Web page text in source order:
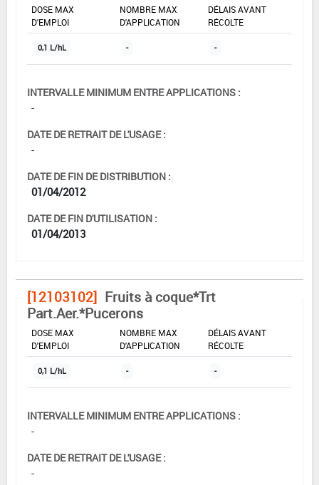
DOSE MAX
D'EMPLOI
NOMBRE MAX
D'APPLICATION
DÉLAIS AVANT
RÉCOLTE
0,1 L/hL - -
INTERVALLE MINIMUM ENTRE APPLICATIONS :
-
DATE DE RETRAIT DE L'USAGE :
-
DATE DE FIN DE DISTRIBUTION :
01/04/2012
DATE DE FIN D'UTILISATION :
01/04/2013
[12103102] Fruits à coque*Trt
Part.Aer.*Pucerons
DOSE MAX
D'EMPLOI
NOMBRE MAX
D'APPLICATION
DÉLAIS AVANT
RÉCOLTE
0,1 L/hL - -
INTERVALLE MINIMUM ENTRE APPLICATIONS :
-
DATE DE RETRAIT DE L'USAGE :
-